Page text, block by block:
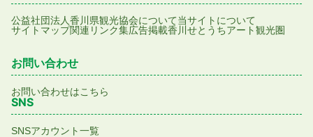
公益社団法人香川県観光協会について当サイトについて
サイトマップ関連リンク集広告掲載香川せとうちアート観光圏
お問い合わせ
お問い合わせはこちら
SNS
SNSアカウント一覧